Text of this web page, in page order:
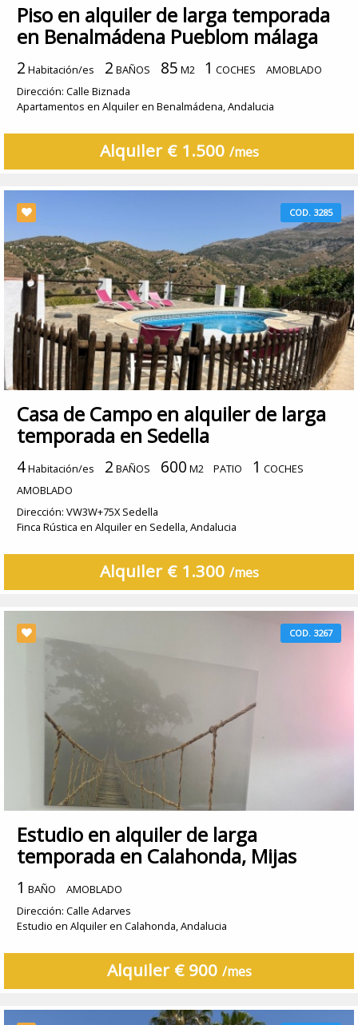
Piso en alquiler de larga temporada
en Benalmádena Pueblom málaga
2 Habitación/es 2 BAÑOS 85 M2 1 COCHES
AMOBLADO
Dirección: Calle Biznada
Apartamentos en Alquiler en Benalmádena, Andalucia
Alquiler € 1.500 /mes
COD. 3285
Casa de Campo en alquiler de larga
temporada en Sedella
4Habitación/es 2 BAÑOS 600 M2 PATIO 1 COCHES
AMOBLADO
Dirección: VW3W+75X Sedella
Finca Rústica en Alquiler en Sedella, Andalucia
Alquiler € 1.300 /mes
COD. 3267
Estudio en alquiler de larga
temporada en Calahonda, Mijas
1 BAÑO
AMOBLADO
Dirección: Calle Adarves
Estudio en Alquiler en Calahonda, Andalucia
Alquiler € 900 /mes